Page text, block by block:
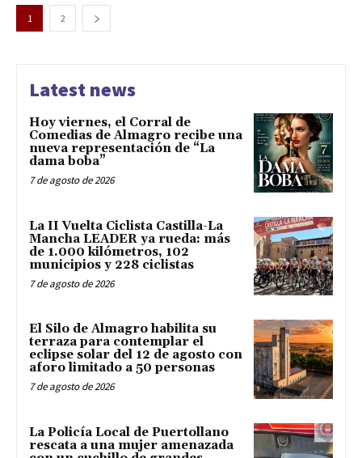
1 2
Latest news
Hoy viernes, el Corral de
Comedias de Almagro recibe una
nueva representación de “La
dama boba”
7 de agosto de 2026
La II Vuelta Ciclista Castilla-La
Mancha LEADER ya rueda: más
de 1.000 kilómetros, 102
municipios y 228 ciclistas
7 de agosto de 2026
El Silo de Almagro habilita su
terraza para contemplar el
eclipse solar del 12 de agosto con
aforo limitado a 50 personas
7 de agosto de 2026
La Policía Local de Puertollano
rescata a una mujer amenazada